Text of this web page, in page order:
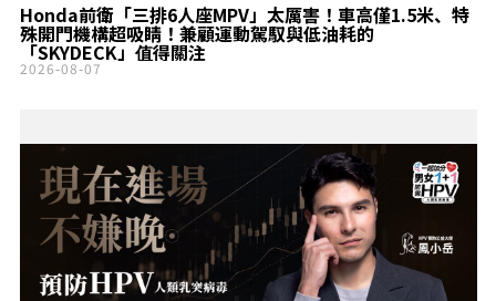
Honda前衛「三排6人座MPV」太厲害！車高僅1.5米、特
殊開門機構超吸睛！兼顧運動駕馭與低油耗的
「SKYDECK」值得關注
2026-08-07